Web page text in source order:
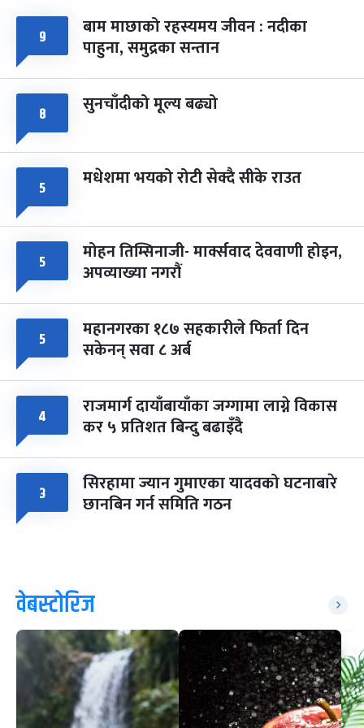
८ फागुपूर्णिमा
चैत्र ८, २०८३-Mar 22, 2027
७ महिना बाँकी
९ बाम माछाको रहस्यमय जीवन : नदीका
पाहुना, समुद्रका सन्तान
८ सुनचाँदीको मूल्य बढ्यो
५ मधेशमा भयको रोटी सेक्दै सीके राउत
५ मोहन तिम्सिनाजी- मार्क्सवाद देववाणी होइन,
अपव्याख्या नगरौं
५ महानगरका १८७ सहकारीले फिर्ता दिन
सकेनन् सवा ८ अर्ब
४ राजमार्ग दायाँबायाँका जग्गामा लाग्ने विकास
कर ५ प्रतिशत बिन्दु बढाइँदै
३ सिरहामा ज्यान गुमाएका यादवको घटनाबारे
छानबिन गर्न समिति गठन
वेबस्टोरिज